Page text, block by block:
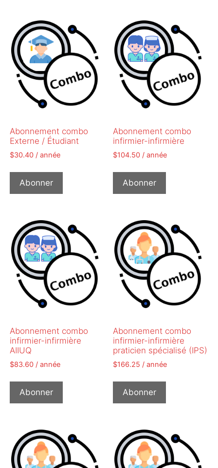
Abonnement combo
Externe / Étudiant
$30.40 / année
Abonner
Abonnement combo
infirmier-infirmière
$104.50 / année
Abonner
Abonnement combo
infirmier-infirmière
AIIUQ
$83.60 / année
Abonner
Abonnement combo
infirmier-infirmière
praticien spécialisé (IPS)
$166.25 / année
Abonner